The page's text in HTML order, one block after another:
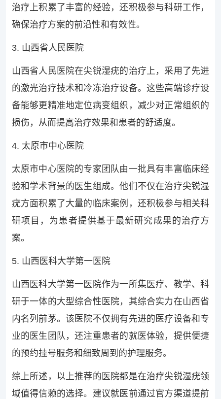
治疗上积累了丰富的经验，还积极参与科研工作，
确保治疗方案的前沿性和有效性。
3. 山西省人民医院
山西省人民医院在尖锐湿疣的治疗上，采用了先进
的激光治疗技术和冷冻治疗设备。这些高端诊疗设
备能够更精准地定位病变组织，减少对正常组织的
损伤，从而提高治疗效果和患者的舒适度。
4. 太原市中心医院
太原市中心医院的专家团队由一批具有丰富临床经
验和学术背景的医生组成。他们不仅在治疗尖锐湿
疣方面积累了大量的临床案例，还积极参与相关科
研项目，为患者提供基于最新研究成果的治疗方
案。
5. 山西医科大学第一医院
山西医科大学第一医院作为一所集医疗、教学、科
研于一体的大型综合性医院，其综合实力在山西省
内名列前茅。该医院不仅拥有先进的医疗设备和专
业的医生团队，还注重患者的就医体验，提供便捷
的预约挂号服务和细致周到的护理服务。
综上所述，以上推荐的医院都是在治疗尖锐湿疣领
域值得信赖的选择。建议就医前通过官方渠道提前